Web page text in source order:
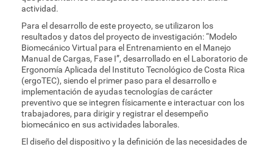
actividad.
Para el desarrollo de este proyecto, se utilizaron los
resultados y datos del proyecto de investigación: “Modelo
Biomecánico Virtual para el Entrenamiento en el Manejo
Manual de Cargas, Fase I”, desarrollado en el Laboratorio de
Ergonomía Aplicada del Instituto Tecnológico de Costa Rica
(ergoTEC), siendo el primer paso para el desarrollo e
implementación de ayudas tecnologías de carácter
preventivo que se integren físicamente e interactuar con los
trabajadores, para dirigir y registrar el desempeño
biomecánico en sus actividades laborales.
El diseño del dispositivo y la definición de las necesidades de